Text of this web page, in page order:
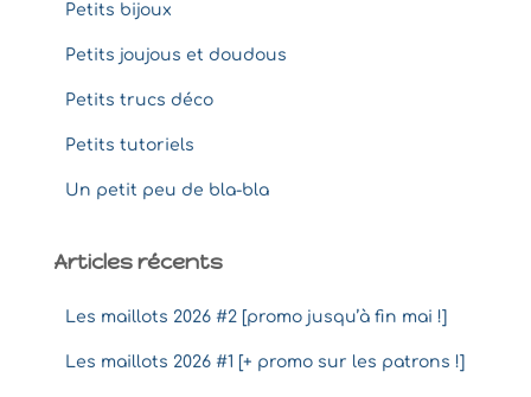
Petits bijoux
Petits joujous et doudous
Petits trucs déco
Petits tutoriels
Un petit peu de bla-bla
Articles récents
Les maillots 2026 #2 [promo jusqu’à fin mai !]
Les maillots 2026 #1 [+ promo sur les patrons !]